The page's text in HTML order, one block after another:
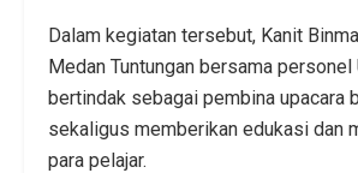
Dalam kegiatan tersebut, Kanit
Medan Tuntungan bersama personel
bertindak sebagai pembina upacara
sekaligus memberikan edukasi dan
para pelajar.